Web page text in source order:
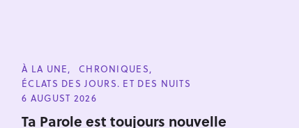
C
A
T
E
O
À LA UNE
CHRONIQUES
ÉCLATS DES JOURS. ET DES NUITS
6 AUGUST 2026
Ta Parole est toujours nouvelle
a
r